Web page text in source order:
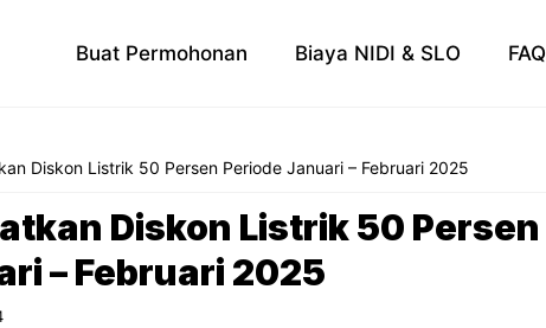
Buat Permohonan Biaya NIDI & SLO FAQ
Diskon Listrik 50 Persen Periode Januari – Februari 2025
Diskon Listrik 50 Persen
– Februari 2025